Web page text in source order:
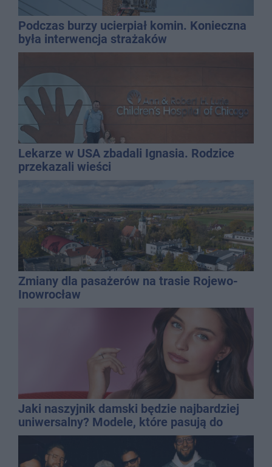
Podczas burzy ucierpiał komin. Konieczna
była interwencja strażaków
Lekarze w USA zbadali Ignasia. Rodzice
przekazali wieści
Zmiany dla pasażerów na trasie Rojewo-
Inowrocław
Jaki naszyjnik damski będzie najbardziej
uniwersalny? Modele, które pasują do
wielu stylizacji